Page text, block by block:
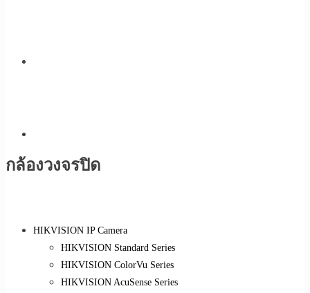
กล้องวงจรปิด
HIKVISION IP Camera
HIKVISION Standard Series
HIKVISION ColorVu Series
HIKVISION AcuSense Series